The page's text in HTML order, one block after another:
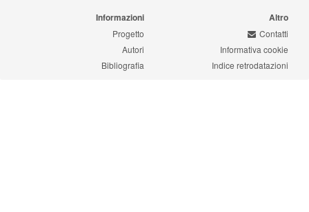
Informazioni
Progetto
Autori
Bibliografia
Altro
Contatti
Informativa cookie
Indice retrodatazioni